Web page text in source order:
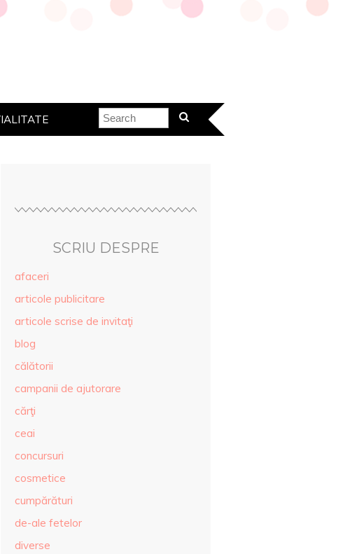
SCRIU DESPRE
afaceri
articole publicitare
articole scrise de invitaţi
blog
călătorii
campanii de ajutorare
cărţi
ceai
concursuri
cosmetice
cumpărături
de-ale fetelor
diverse